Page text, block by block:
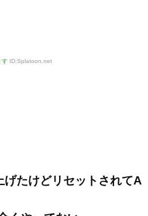
す ID:Splatoon.net
げたけどリセットされてA